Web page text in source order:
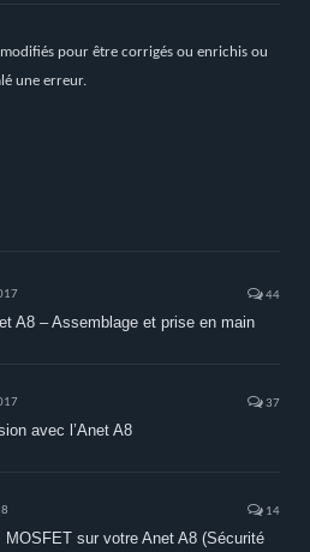
pour être corrigés ou enrichis ou
une erreur.
44
A8 – Assemblage et prise en main
37
avec l’Anet A8
14
MOSFET sur votre Anet A8 (Sécurité